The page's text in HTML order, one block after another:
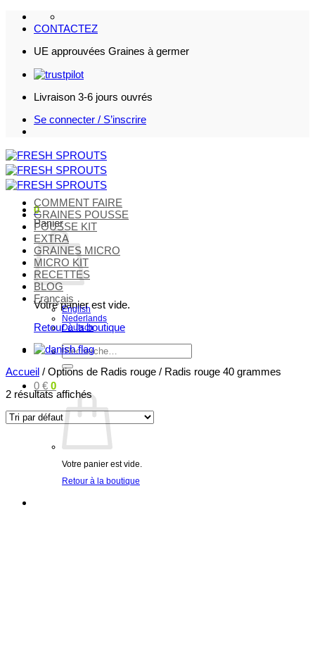
Passer
CONTACTEZ
UE approuvées Graines à germer
Livraison 3-6 jours ouvrés
Se connecter / S’inscrire
0
Panier
Votre panier est vide.
Retour à la boutique
Recherche
pour :
0 € 0
Votre panier est vide.
Retour à la boutique
COMMENT FAIRE
GRAINES POUSSE
POUSSE KIT
EXTRA
GRAINES MICRO
MICRO KIT
RECETTES
BLOG
Français
English
Nederlands
Deutsch
Accueil / Options de Radis rouge / Radis rouge 40 grammes
2 résultats affichés